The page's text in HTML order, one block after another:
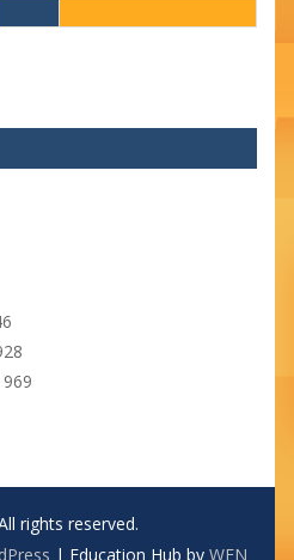
rights reserved.
| Education Hub by WEN